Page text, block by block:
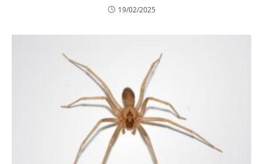
19/02/2025